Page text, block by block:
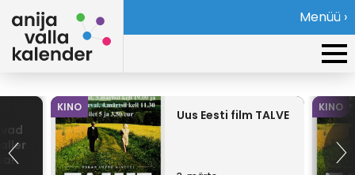
Menüü ›
KINO
Uus Eesti film TALVE
KINO